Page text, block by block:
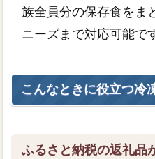
族全員分の保存食をま
ニーズまで対応可能で
こんなときに役立つ冷
ふるさと納税の返礼品